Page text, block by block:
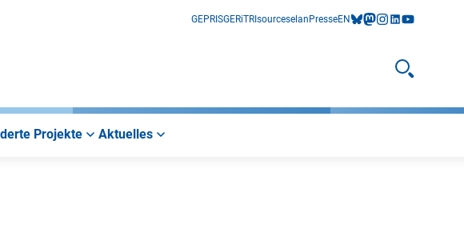
GEPRISGERiTRIsourceselan PresseEN bluesky
mastodon
instagram
linkedIn
youtube
Suche öffnen
Projekte Aktuelles